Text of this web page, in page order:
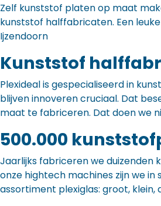
Zelf kunststof platen op maat
kunststof halffabricaten. Een
Ijzendoorn
Kunststof
Plexideal is gespecialiseerd in
blijven innoveren cruciaal. Dat
maat te fabriceren. Dat doen we
500.000
Jaarlijks fabriceren we
onze hightech machines zijn we
assortiment plexiglas: groot, klein,